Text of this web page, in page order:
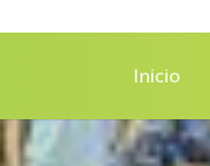
Inicio